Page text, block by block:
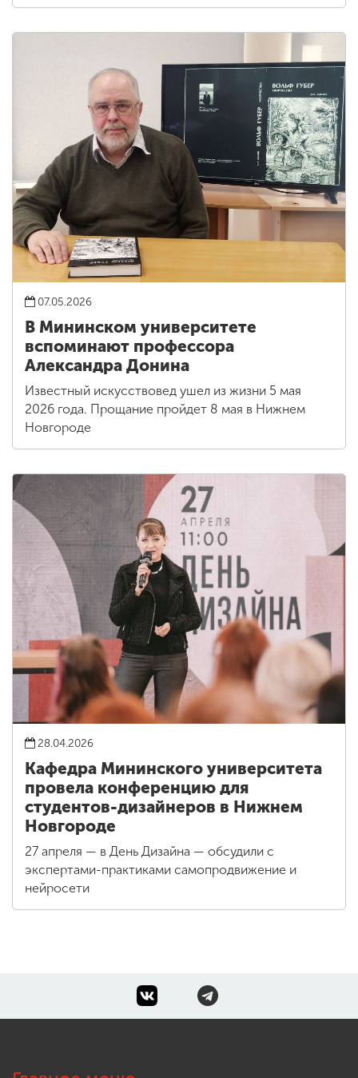
07.05.2026
В Мининском университете
вспоминают профессора
Александра Донина
Известный искусствовед ушел из жизни 5 мая
2026 года. Прощание пройдет 8 мая в Нижнем
Новгороде
28.04.2026
Кафедра Мининского университета
провела конференцию для
студентов-дизайнеров в Нижнем
Новгороде
27 апреля — в День Дизайна — обсудили с
экспертами-практиками самопродвижение и
нейросети